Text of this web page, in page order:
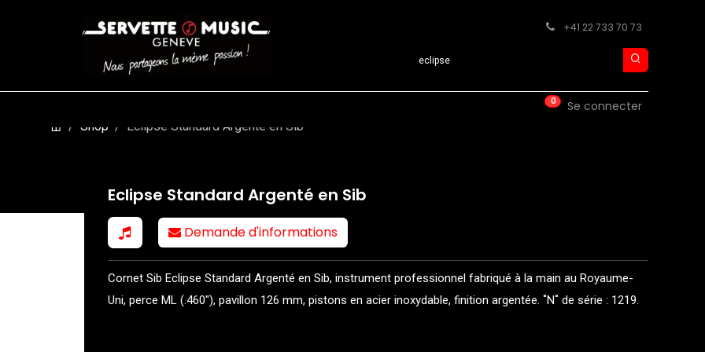
+41 22 733 70 73
Search product
0 Se connecter
Shop Eclipse Standard Argenté en Sib
Eclipse Standard Argenté en Sib
Demande d'informations
Cornet Sib Eclipse Standard Argenté en Sib, instrument professionnel fabriqué à la main au Royaume-
Uni, perce ML (.460"), pavillon 126 mm, pistons en acier inoxydable, finition argentée. ˚N˚ de série : 1219.